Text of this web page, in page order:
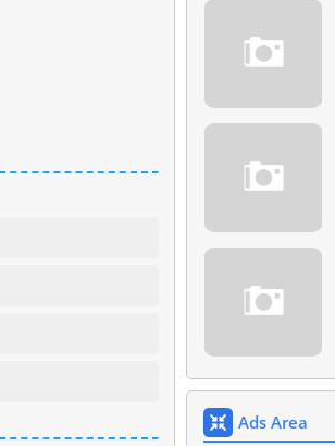
Ads Area